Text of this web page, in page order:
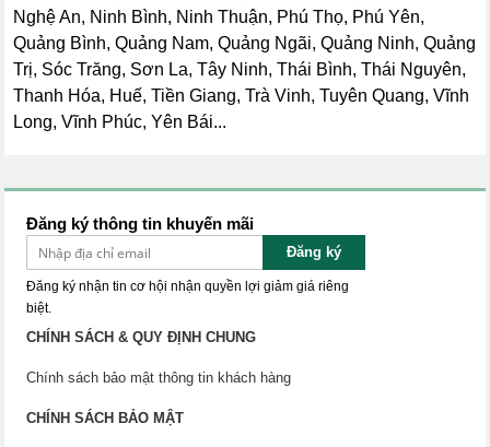
Nghệ An, Ninh Bình, Ninh Thuận, Phú Thọ, Phú Yên,
Quảng Bình, Quảng Nam, Quảng Ngãi, Quảng Ninh, Quảng
Trị, Sóc Trăng, Sơn La, Tây Ninh, Thái Bình, Thái Nguyên,
Thanh Hóa, Huế, Tiền Giang, Trà Vinh, Tuyên Quang, Vĩnh
Long, Vĩnh Phúc, Yên Bái...
Đăng ký thông tin khuyến mãi
Đăng ký
Đăng ký nhận tin cơ hội nhận quyền lợi giảm giá riêng
biệt.
CHÍNH SÁCH & QUY ĐỊNH CHUNG
Chính sách bảo mật thông tin khách hàng
CHÍNH SÁCH BẢO MẬT